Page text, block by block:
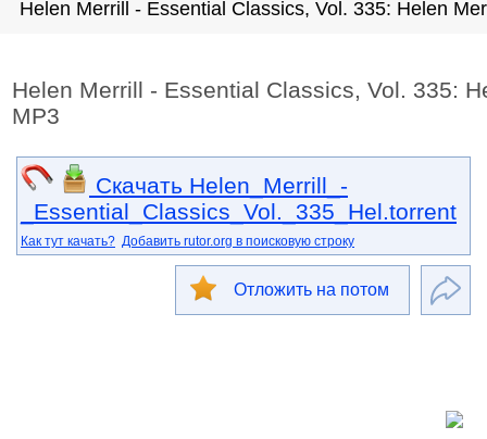
Helen Merrill - Essential Classics, Vol. 335: Helen
Helen Merrill - Essential Classics, Vol. 335:
MP3
Скачать Helen_Merrill_-
_Essential_Classics_Vol._335_Hel.torrent
Как тут качать? Добавить rutor.org в поисковую строку
Отложить на потом